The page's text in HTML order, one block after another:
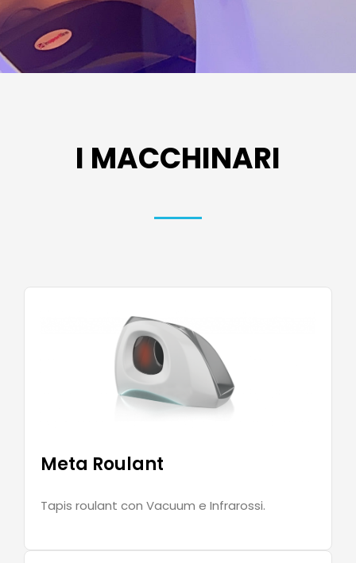
I MACCHINARI
Meta Roulant
Tapis roulant con Vacuum e Infrarossi.